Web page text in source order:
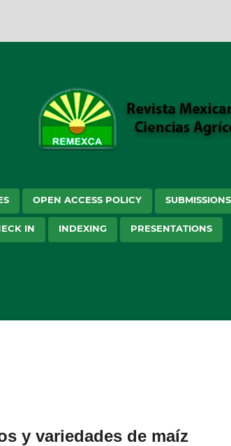
OPEN ACCESS POLICY SUBMISSIONS
IN INDEXING PRESENTATIONS
y variedades de maíz